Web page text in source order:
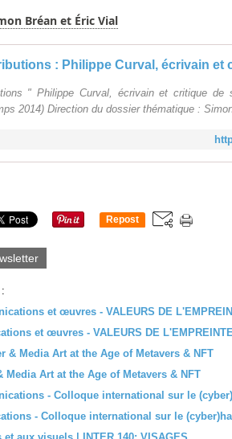
Bréan et Éric Vial
" Philippe Curval, écrivain et critique de
2014) Direction du dossier thématique :
Repost
et œuvres - VALEURS DE
Media Art at the Age of Metavers & NFT
- Colloque international sur le